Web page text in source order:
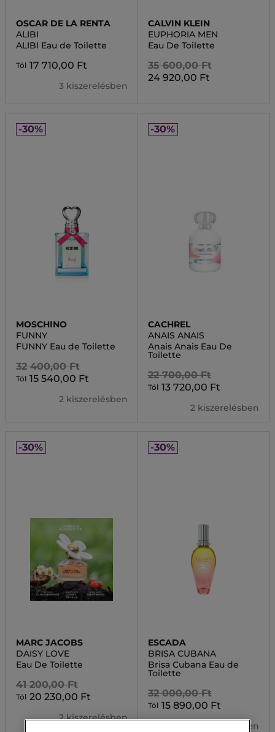
OSCAR DE LA RENTA
ALIBI
ALIBI Eau de Toilette
Tól 17 710,00 Ft
3 kiszerelésben
CALVIN KLEIN
EUPHORIA MEN
Eau De Toilette
35 600,00 Ft
24 920,00 Ft
-30%
MOSCHINO
FUNNY
FUNNY Eau de Toilette
32 400,00 Ft
Tól 15 540,00 Ft
2 kiszerelésben
-30%
CACHREL
ANAIS ANAIS
Anais Anais Eau De
Toilette
22 700,00 Ft
Tól 13 720,00 Ft
2 kiszerelésben
-30%
MARC JACOBS
DAISY LOVE
Eau De Toilette
41 200,00 Ft
Tól 20 230,00 Ft
2 kiszerelésben
-30%
ESCADA
BRISA CUBANA
Brisa Cubana Eau de
Toilette
32 000,00 Ft
Tól 15 890,00 Ft
2 kiszerelésben